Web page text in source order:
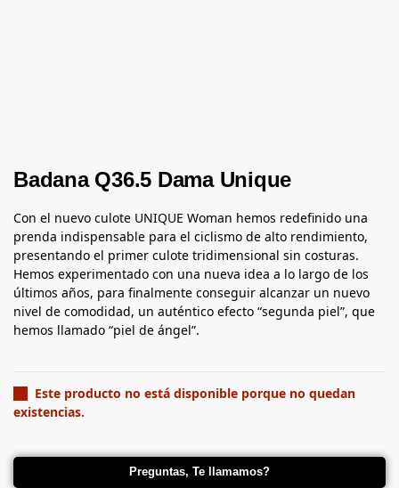
Badana Q36.5 Dama Unique
Con el nuevo culote UNIQUE Woman hemos redefinido una
prenda indispensable para el ciclismo de alto rendimiento,
presentando el primer culote tridimensional sin costuras.
Hemos experimentado con una nueva idea a lo largo de los
últimos años, para finalmente conseguir alcanzar un nuevo
nivel de comodidad, un auténtico efecto “segunda piel”, que
hemos llamado “piel de ángel”.
Este producto no está disponible porque no quedan
existencias.
Preguntas, Te llamamos?